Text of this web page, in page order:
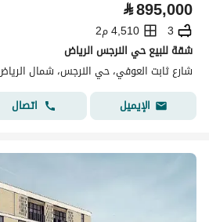
⃁895,000
3
4,510 م2
شقة للبيع حي النرجس الرياض
شارع ثابت العوفي، حي النرجس، شمال
الإيميل
اتصال